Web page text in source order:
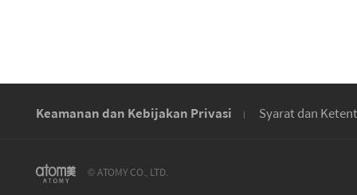
Keamanan dan Kebijakan Privasi Syarat dan
© ATOMY CO., LTD.